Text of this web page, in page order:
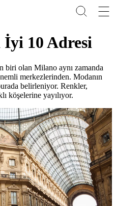
10 Adresi
biri olan Milano aynı zamanda
merkezlerinden. Modanın
belirleniyor. Renkler,
köşelerine yayılıyor.